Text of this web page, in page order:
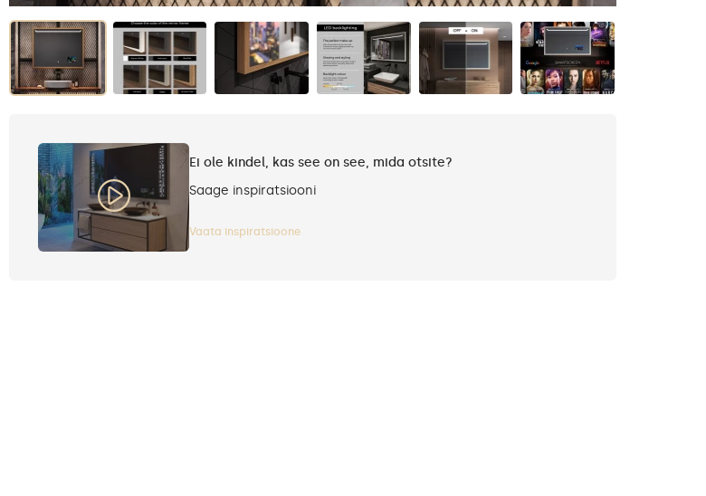
Ei ole kindel, kas see on see, mida otsite?
Saage inspiratsiooni
Vaata inspiratsioone